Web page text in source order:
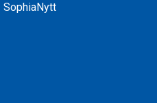
SophiaNytt